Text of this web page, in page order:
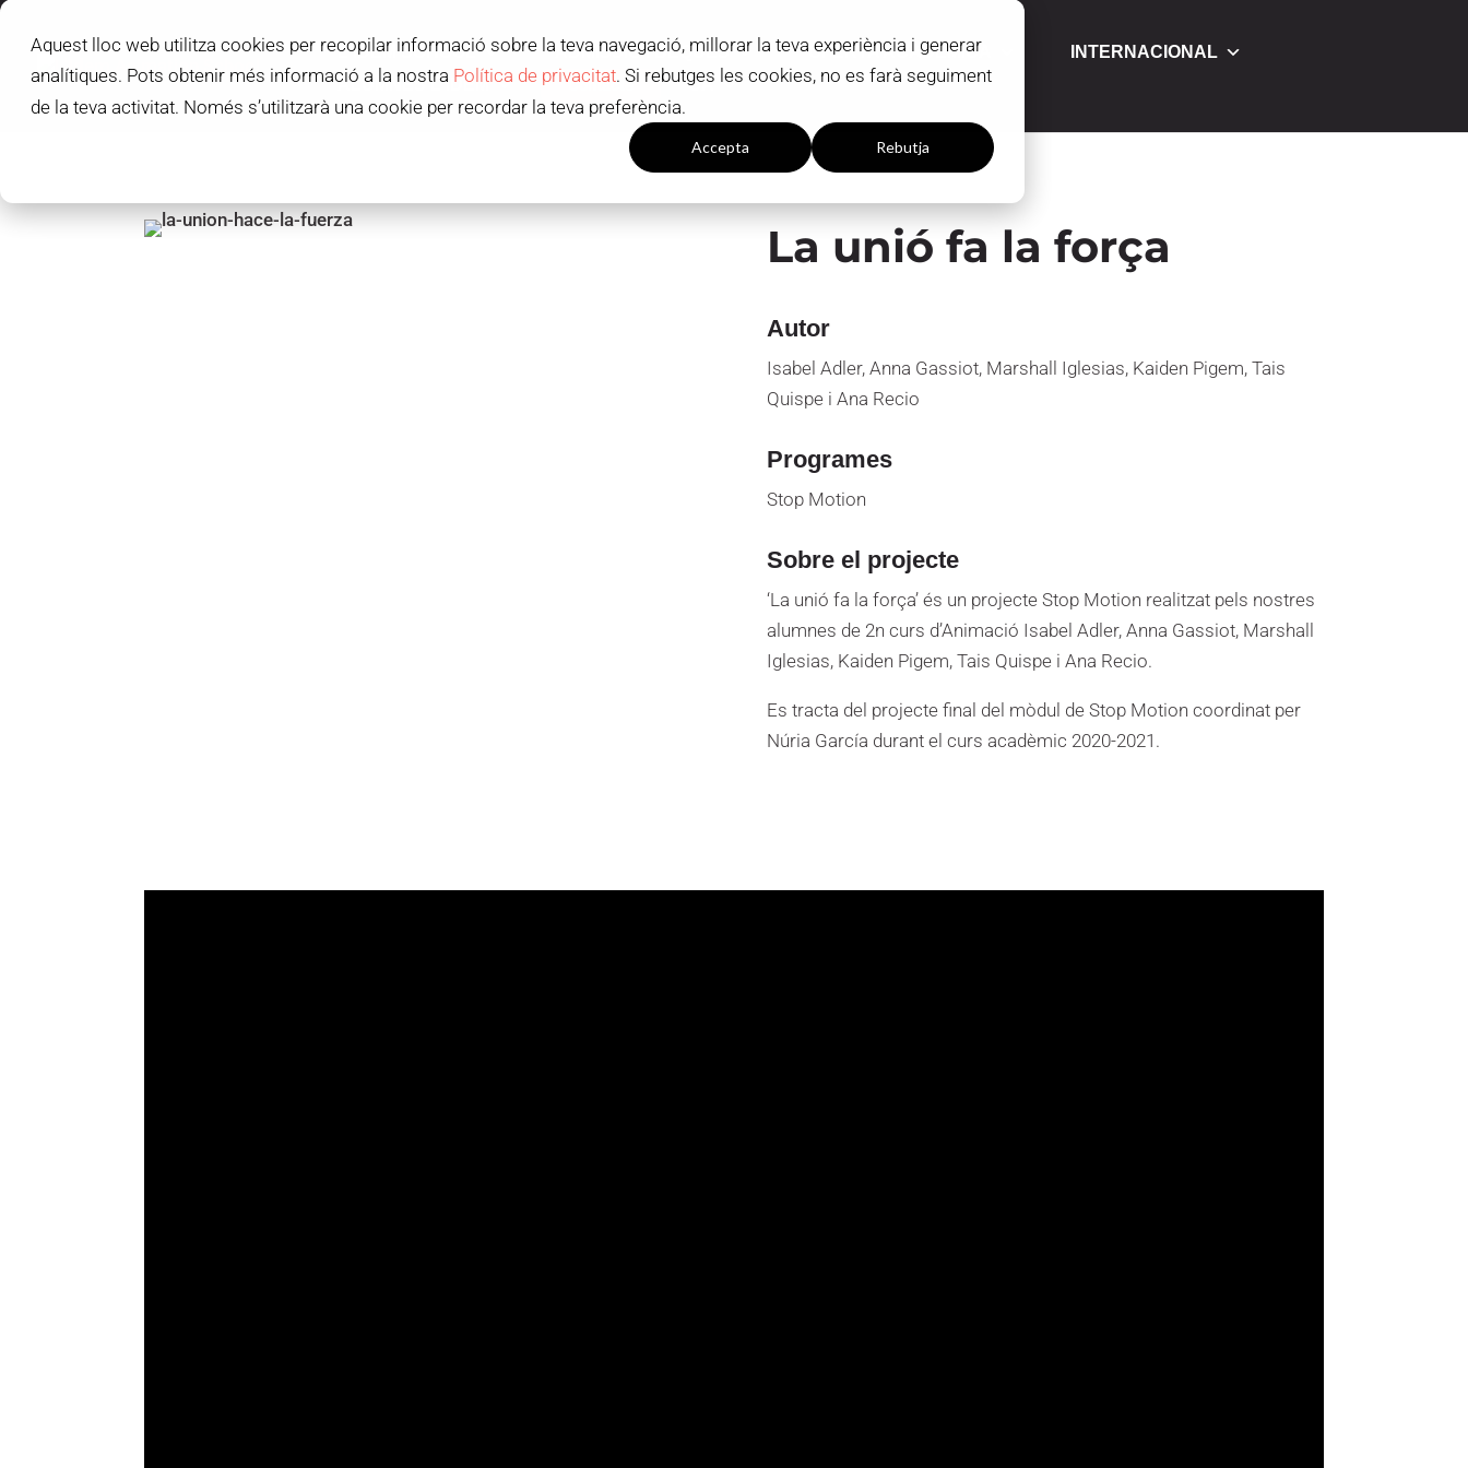
Aquest lloc web utilitza cookies per recopilar informació sobre la teva navegació, millorar la teva experiència i generar
analítiques. Pots obtenir més informació a la nostra Política de privacitat. Si rebutges les cookies, no es farà seguiment
de la teva activitat. Només s’utilitzarà una cookie per recordar la teva preferència.
Accepta Rebutja
L'IDEM SCHOOL ADMISSIÓ I BEQUES OFERTA ACADÈMICA
INTERNACIONAL
ALUMNES L'IDEM
Contacte CA
La unió fa la força
Autor
Isabel Adler, Anna Gassiot, Marshall Iglesias, Kaiden Pigem, Tais
Quispe i Ana Recio
Programes
Stop Motion
Sobre el projecte
‘La unió fa la força’ és un projecte Stop Motion realitzat pels nostres
alumnes de 2n curs d’Animació Isabel Adler, Anna Gassiot, Marshall
Iglesias, Kaiden Pigem, Tais Quispe i Ana Recio.
Es tracta del projecte final del mòdul de Stop Motion coordinat per
Núria García durant el curs acadèmic 2020-2021.